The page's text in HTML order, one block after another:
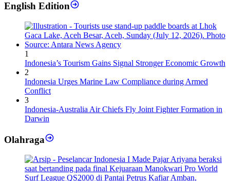
English Edition
1
Indonesia’s Tourism Gains Signal Stronger Economic Growth
2
Indonesia Urges Marine Law Compliance during Armed
Conflict
3
Indonesia-Australia Air Chiefs Fly Joint Fighter Formation in
Darwin
Olahraga